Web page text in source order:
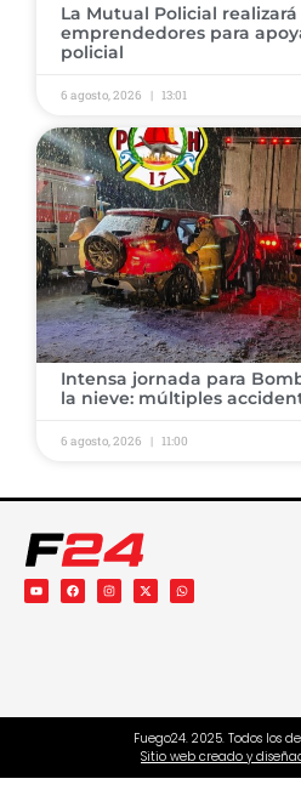
La Mutual Policial
emprendedores para
policial
6 agosto, 2026 13:01
Intensa jornada para
la nieve: múltiples
6 agosto, 2026 11:00
Fuego24. 2025. Todos los
Sitio web creado y